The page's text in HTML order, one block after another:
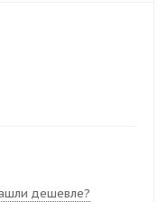
дешевле?